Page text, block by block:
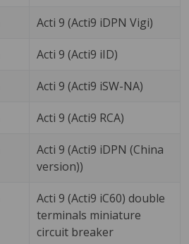
Acti 9 (Acti9 iDPN Vigi)
Acti 9 (Acti9 iID)
Acti 9 (Acti9 iSW-NA)
Acti 9 (Acti9 RCA)
Acti 9 (Acti9 iDPN (China
version))
Acti 9 (Acti9 iC60) double
terminals miniature
circuit breaker